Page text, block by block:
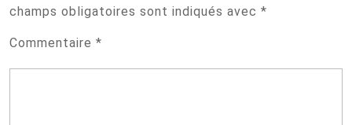
champs obligatoires sont indiqués avec *
Commentaire *